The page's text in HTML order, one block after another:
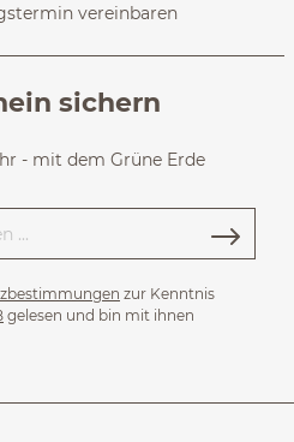
vereinbaren
sichern
- mit dem Grüne Erde
zur Kenntnis
gelesen und bin mit ihnen